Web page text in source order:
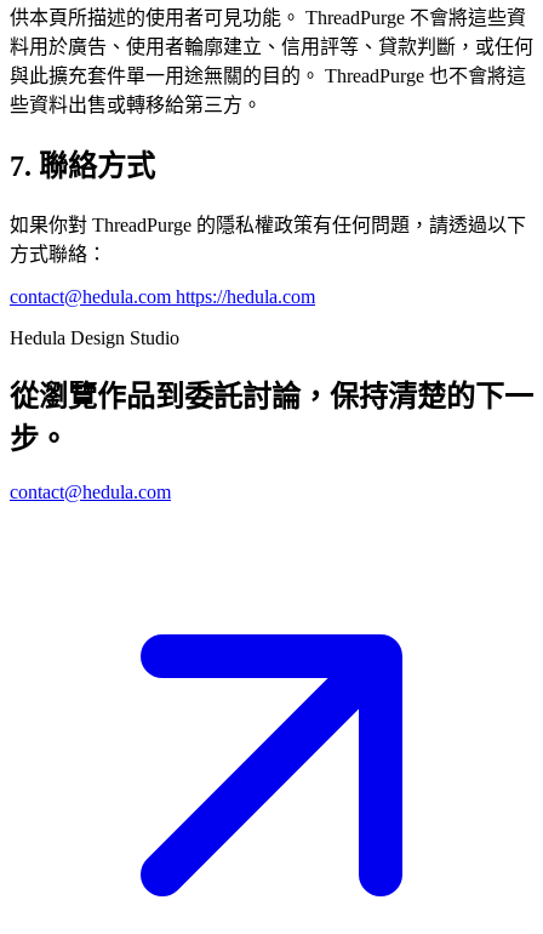
供本頁所描述的使用者可見功能。 ThreadPurge 不會將這些資
料用於廣告、使用者輪廓建立、信用評等、貸款判斷，或任何
與此擴充套件單一用途無關的目的。 ThreadPurge 也不會將這
些資料出售或轉移給第三方。
7. 聯絡方式
如果你對 ThreadPurge 的隱私權政策有任何問題，請透過以下
方式聯絡：
contact@hedula.com https://hedula.com
Hedula Design Studio
從瀏覽作品到委託討論，保持清楚的下一
步。
contact@hedula.com